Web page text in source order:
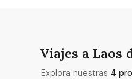
Viajes a Laos
Explora nuestras 4